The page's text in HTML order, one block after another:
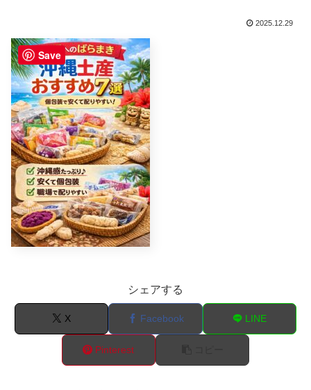
2025.12.29
シェアする
X Facebook LINE
Pinterest
Save